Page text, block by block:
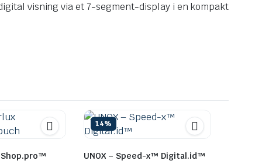
visning via et 7-segment-display i en kompakt
Shop.pro™
14%
UNOX – Speed-x™ Digital.id™